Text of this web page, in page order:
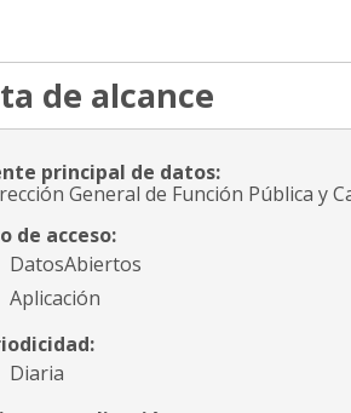
de alcance
principal de datos:
General de Función Pública y
de acceso:
DatosAbiertos
Aplicación
Diaria